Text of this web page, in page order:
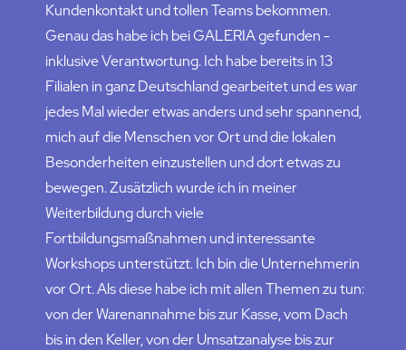
Kundenkontakt und tollen Teams bekommen.
Genau das habe ich bei GALERIA gefunden -
inklusive Verantwortung. Ich habe bereits in 13
Filialen in ganz Deutschland gearbeitet und es war
jedes Mal wieder etwas anders und sehr spannend,
mich auf die Menschen vor Ort und die lokalen
Besonderheiten einzustellen und dort etwas zu
bewegen. Zusätzlich wurde ich in meiner
Weiterbildung durch viele
Fortbildungsmaßnahmen und interessante
Workshops unterstützt. Ich bin die Unternehmerin
vor Ort. Als diese habe ich mit allen Themen zu tun:
von der Warenannahme bis zur Kasse, vom Dach
bis in den Keller, von der Umsatzanalyse bis zur